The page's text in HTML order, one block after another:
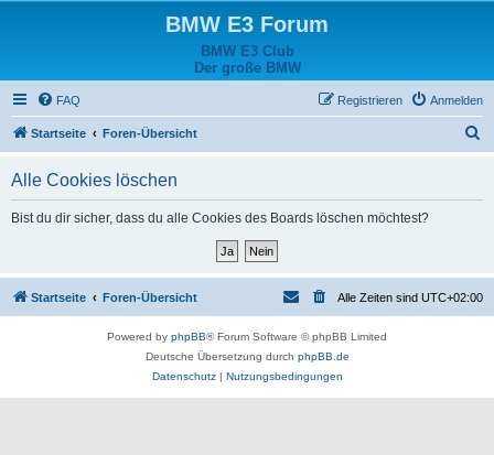
BMW E3 Forum
BMW E3 Club
Der große BMW
FAQ Anmelden
Registrieren
Startseite Foren-Übersicht
Alle Cookies löschen
Bist du dir sicher, dass du alle Cookies des Boards löschen möchtest?
Startseite Foren-Übersicht Alle Zeiten sind UTC+02:00
Powered by phpBB® Forum Software © phpBB Limited
Deutsche Übersetzung durch phpBB.de
Datenschutz| Nutzungsbedingungen